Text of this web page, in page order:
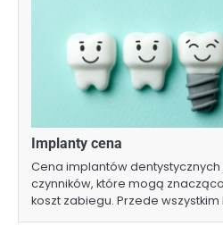
Implanty cena
Cena implantów
czynników, które mogą
koszt zabiegu. Przede